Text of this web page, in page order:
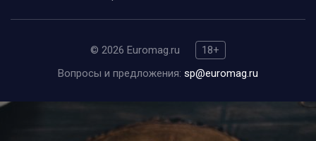
© 2026 Euromag.ru
18+
Вопросы и предложения: sp@euromag.ru